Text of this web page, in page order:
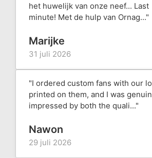
het huwelijk van onze neef... Last
minute! Met de hulp van Ornag..."
Marijke
31 juli 2026
"I ordered custom fans with our
printed on them, and I was
impressed by both the quali..."
Nawon
29 juli 2026